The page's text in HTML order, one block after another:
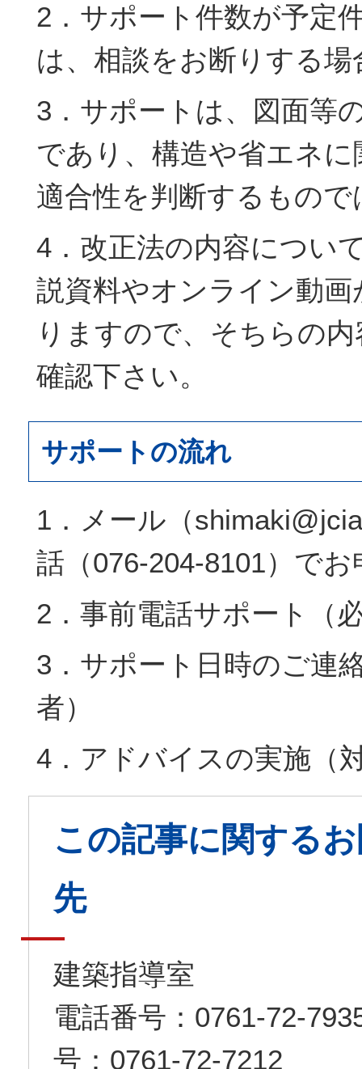
2．サポート件数が予定
は、相談をお断りする
3．サポートは、図面等
であり、構造や省エネ
適合性を判断するもの
4．改正法の内容につい
説資料やオンライン動
りますので、そちらの
確認下さい。
サポートの流れ
1．メール（
話（076-204-8101）で
2．事前電話サポート（
3．サポート日時のご連
者）
4．アドバイスの実施（
この記事に関する
先
建築指導室
電話番号：0761-72-
号：0761-72-7212